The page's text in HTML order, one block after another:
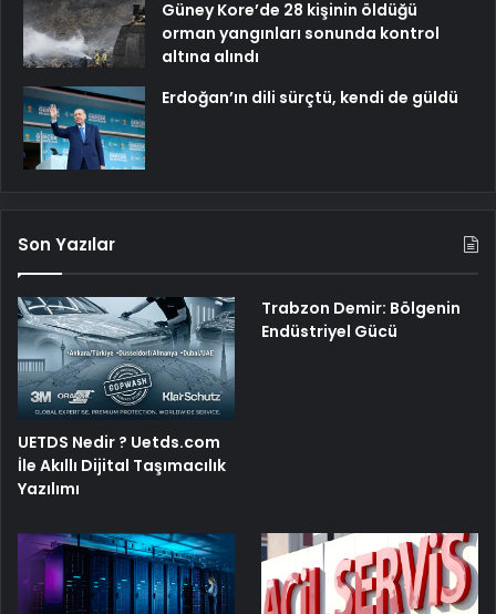
Güney Kore’de 28 kişinin öldüğü
orman yangınları sonunda kontrol
altına alındı
Erdoğan’ın dili sürçtü, kendi de güldü
Son Yazılar
UETDS Nedir ? Uetds.com
İle Akıllı Dijital Taşımacılık
Yazılımı
Trabzon Demir: Bölgenin
Endüstriyel Gücü